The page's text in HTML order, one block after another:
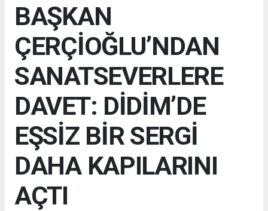
BAŞKAN
ÇERÇİOĞLU’NDAN
SANATSEVERLERE
DAVET: DİDİM’DE
EŞSİZ BİR SERGİ
DAHA KAPILARINI
AÇTI